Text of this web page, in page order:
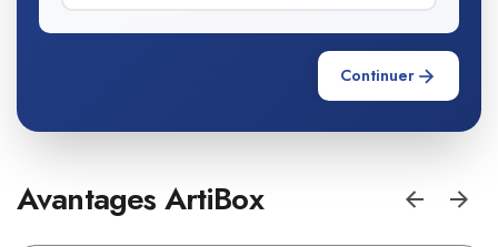
Continuer
Avantages ArtiBox